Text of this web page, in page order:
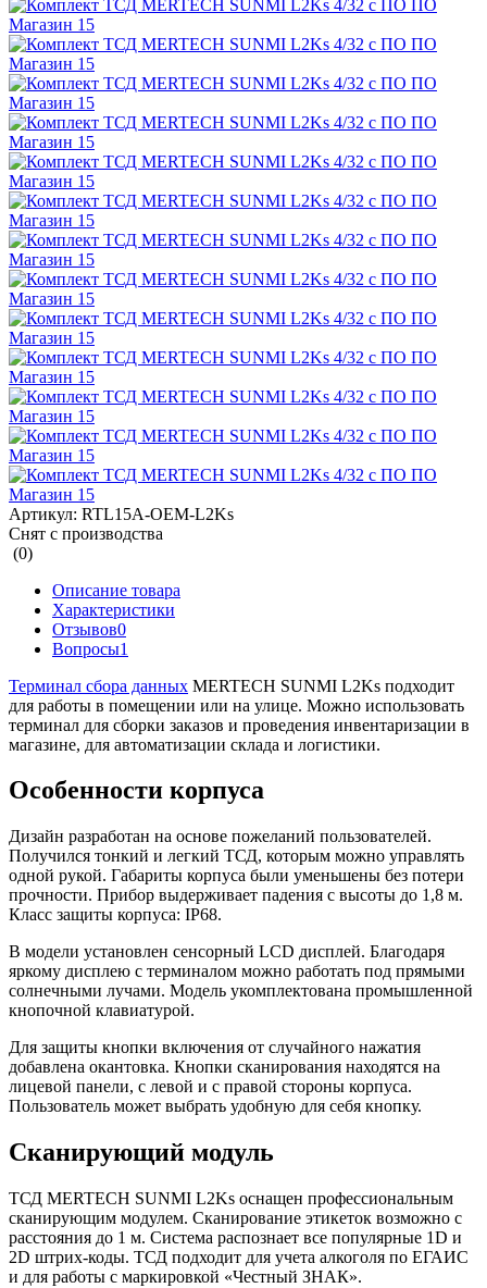
Артикул: RTL15A-OEM-L2Ks
Снят с производства
(0)
Описание товара
Характеристики
Отзывов0
Вопросы1
Терминал сбора данных MERTECH SUNMI L2Ks подходит
для работы в помещении или на улице. Можно использовать
терминал для сборки заказов и проведения инвентаризации в
магазине, для автоматизации склада и логистики.
Особенности корпуса
Дизайн разработан на основе пожеланий пользователей.
Получился тонкий и легкий ТСД, которым можно управлять
одной рукой. Габариты корпуса были уменьшены без потери
прочности. Прибор выдерживает падения с высоты до 1,8 м.
Класс защиты корпуса: IP68.
В модели установлен сенсорный LCD дисплей. Благодаря
яркому дисплею с терминалом можно работать под прямыми
солнечными лучами. Модель укомплектована промышленной
кнопочной клавиатурой.
Для защиты кнопки включения от случайного нажатия
добавлена окантовка. Кнопки сканирования находятся на
лицевой панели, с левой и с правой стороны корпуса.
Пользователь может выбрать удобную для себя кнопку.
Сканирующий модуль
ТСД MERTECH SUNMI L2Ks оснащен профессиональным
сканирующим модулем. Сканирование этикеток возможно с
расстояния до 1 м. Система распознает все популярные 1D и
2D штрих-коды. ТСД подходит для учета алкоголя по ЕГАИС
и для работы с маркировкой «Честный ЗНАК».